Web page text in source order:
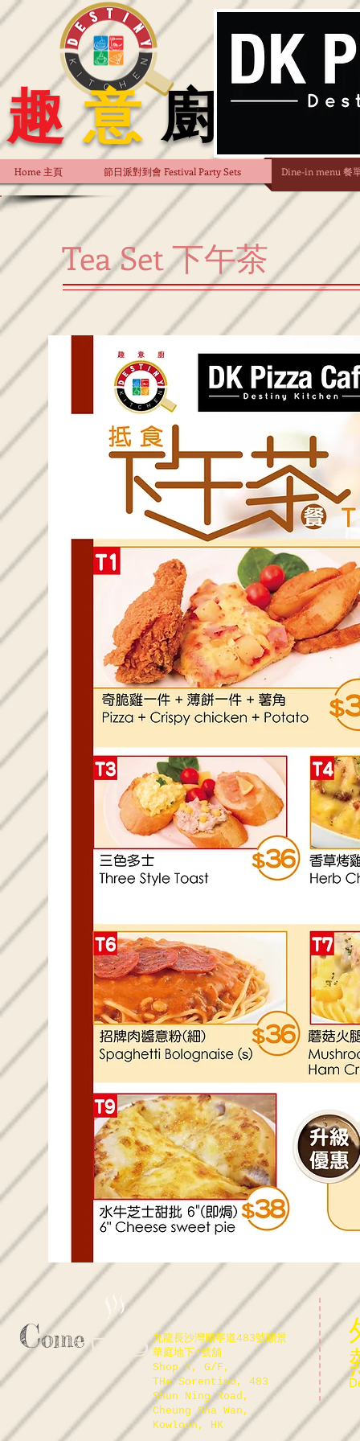
Home 主頁 節日派對到會 Festival Party Sets Dine-in menu 餐
趣意 廚
Tea Set 下午茶
Come
九龍長沙灣順寧道483號順景
華庭地下4號舖
Shop 4, G/F,
THe Sorentino, 483
Shun Ning Road,
Cheung Sha Wan,
Kowloon, HK